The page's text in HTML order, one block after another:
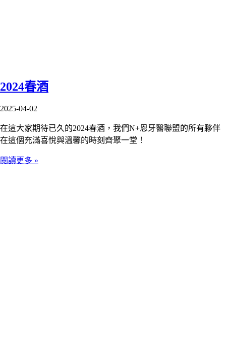
2024春酒
2025-04-02
在這大家期待已久的2024春酒，我們N+恩牙醫聯盟的所有夥伴
在這個充滿喜悅與溫馨的時刻齊聚一堂！
閱讀更多 »